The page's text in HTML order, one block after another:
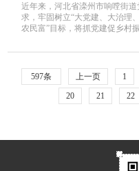
近年来，河北省滦州市响嘡街
求，牢固树立“大党建、大治理
农民富”目标，将抓党建促乡村
597条 上一页 1
20 21 22